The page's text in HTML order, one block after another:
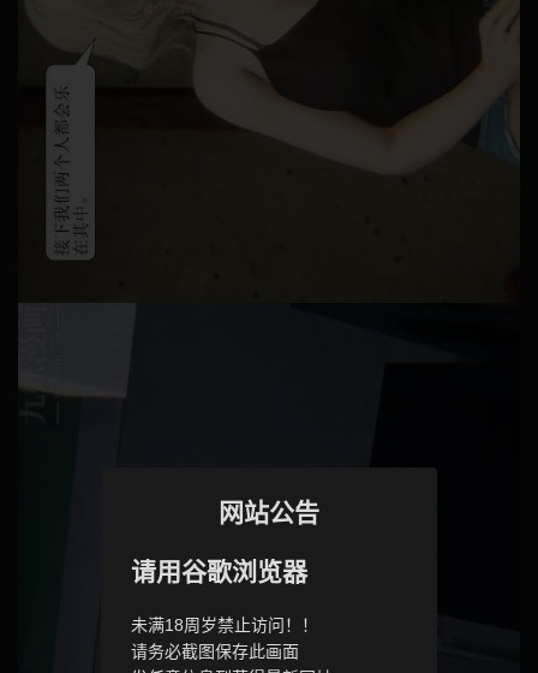
网站公告
请用谷歌浏览器
未满18周岁禁止访问！！
请务必截图保存此画面